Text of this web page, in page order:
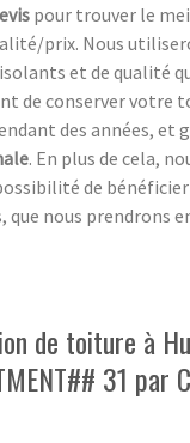
pour trouver le
prix. Nous
et de qualité
de conserver votre
des années, et
. En plus de cela,
de bénéficier
que nous prendrons
de toiture à
31 par